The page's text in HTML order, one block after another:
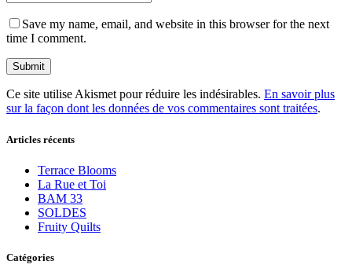
Save my name, email, and website in this browser for the next
time I comment.
Ce site utilise Akismet pour réduire les indésirables. En savoir plus
sur la façon dont les données de vos commentaires sont traitées.
Articles récents
Terrace Blooms
La Rue et Toi
BAM 33
SOLDES
Fruity Quilts
Catégories